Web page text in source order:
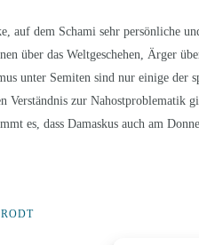
auf dem Schami sehr persönliche
über das Weltgeschehen, Ärger
unter Semiten sind nur einige der
Verständnis zur Nahostproblematik
es, dass Damaskus auch am